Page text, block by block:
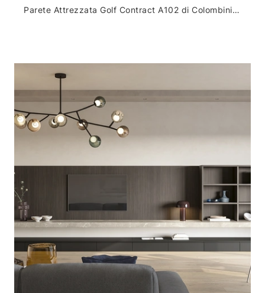
Parete Attrezzata Golf Contract A102 di Colombini Casa